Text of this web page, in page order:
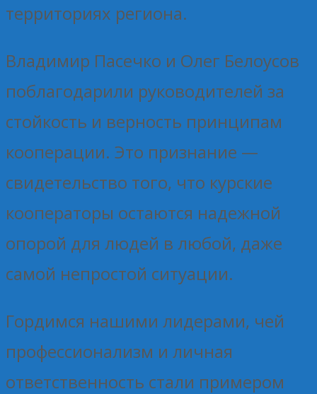
территориях региона.
Владимир Пасечко и Олег Белоусов
поблагодарили руководителей за
стойкость и верность принципам
кооперации. Это признание —
свидетельство того, что курские
кооператоры остаются надежной
опорой для людей в любой, даже
самой непростой ситуации.
Гордимся нашими лидерами, чей
профессионализм и личная
ответственность стали примером